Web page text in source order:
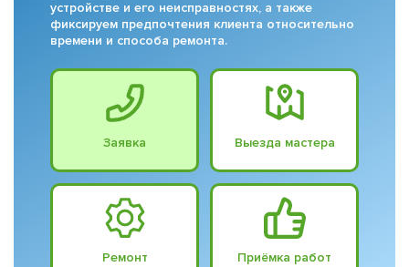
устройстве и его неисправностях, а также
фиксируем предпочтения клиента относительно
времени и способа ремонта.
Заявка Выезда мастера
Ремонт Приёмка работ